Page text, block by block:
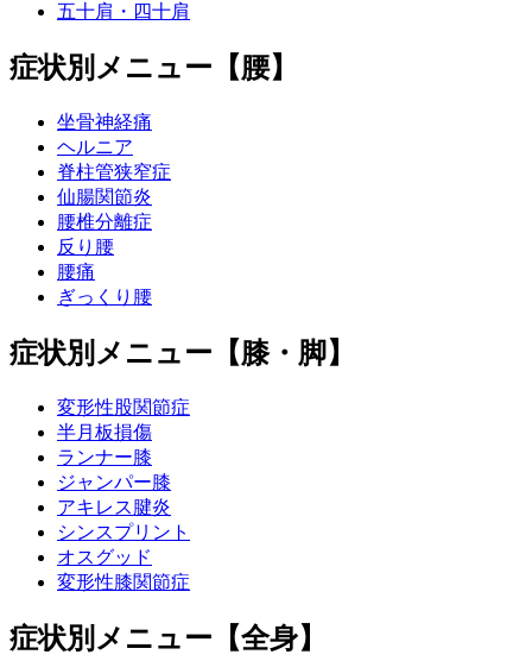
五十肩・四十肩
症状別メニュー【腰】
坐骨神経痛
ヘルニア
脊柱管狭窄症
仙腸関節炎
腰椎分離症
反り腰
腰痛
ぎっくり腰
症状別メニュー【膝・脚】
変形性股関節症
半月板損傷
ランナー膝
ジャンパー膝
アキレス腱炎
シンスプリント
オスグッド
変形性膝関節症
症状別メニュー【全身】